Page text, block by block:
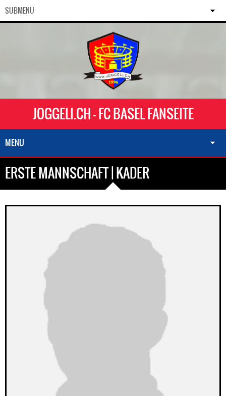
SUBMENU
JOGGELI.CH - FC BASEL FANSEITE
MENU
ERSTE MANNSCHAFT | KADER